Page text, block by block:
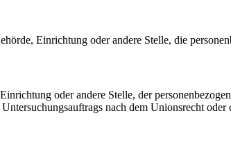
Einrichtung oder andere Stelle, die
oder andere Stelle, der
nach dem Unionsrecht